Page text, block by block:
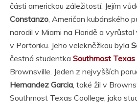
části americkou záležitostí. Jejím
Constanzo , Američan kubánského
narodil v Miami na Floridě a vyrůstal
v Portoriku. Jeho velekněžkou byla
čestná studentka Southmost Texas
Brownsville. Jeden z nejvyšších
Hernandez Garcia , také žil v
Southmost Texas Coollege, jako